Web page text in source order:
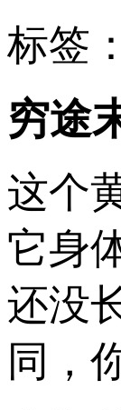
标签：
穷途
这个
它身
还没
同，